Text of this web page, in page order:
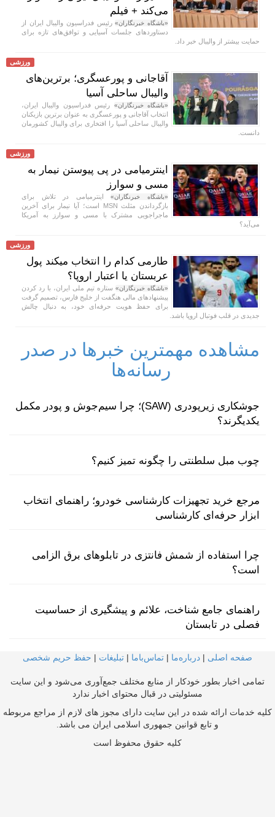
می‌کند + فیلم
«باشگاه خبرنگاران»رئیس فدراسیون والیبال ایران از
دستاورد‌های جلسات آسیایی و توافق‌های تازه برای
حمایت بیشتر از والیبال خبر داد.
ورزشی
آقاجانی و پورعسگری؛ برترین‌های
والیبال ساحلی آسیا
«باشگاه خبرنگاران» رئیس فدراسیون والیبال ایران،
انتخاب آقاجانی و پورعسگری به عنوان برترین بازیکنان
والیبال ساحلی آسیا را افتخاری برای والیبال کشورمان
دانست.
ورزشی
اینترمیامی در پی پیوستن نیمار به
مسی و سوارز
«باشگاه خبرنگاران»اینترمیامی در تلاش برای
بازگرداندن مثلث MSN است؛ آیا نیمار برای آخرین
ماجراجویی مشترک با مسی و سوارز به آمریکا
می‌آید؟
ورزشی
طارمی کدام را انتخاب میکند پول
عربستان یا اعتبار اروپا؟
«باشگاه خبرنگاران» ستاره تیم ملی ایران، با رد کردن
پیشنهاد‌های مالی هنگفت از خلیج فارس، تصمیم گرفت
برای حفظ هویت حرفه‌ای خود، به دنبال چالش
جدیدی در قلب فوتبال اروپا باشد.
مشاهده مهمترین خبرها در صدر
رسانه‌ها
جوشکاری زیرپودری (SAW)؛ چرا سیم‌جوش و پودر مکمل
یکدیگرند؟
چوب مبل سلطنتی را چگونه تمیز کنیم؟
مرجع خرید تجهیزات کارشناسی خودرو؛ راهنمای انتخاب
ابزار حرفه‌ای کارشناسی
چرا استفاده از شمش فانتزی در تابلوهای برق الزامی
است؟
راهنمای جامع شناخت، علائم و پیشگیری از حساسیت
فصلی در تابستان
صفحه اصلی | درباره‌ما | تماس‌با‌ما | تبلیغات | حفظ حریم شخصی
تمامی اخبار بطور خودکار از منابع مختلف جمع‌آوری می‌شود و این سایت
مسئولیتی در قبال محتوای اخبار ندارد
کلیه خدمات ارائه شده در این سایت دارای مجوز های لازم از مراجع مربوطه
و تابع قوانین جمهوری اسلامی ایران می باشد.
کلیه حقوق محفوظ است